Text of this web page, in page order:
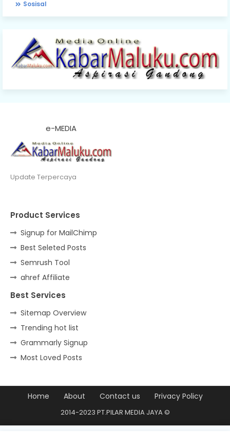
Sosisal
e-MEDIA
Update Terpercaya
Product Services
Signup for MailChimp
Best Seleted Posts
Semrush Tool
ahref Affiliate
Best Services
Sitemap Overview
Trending hot list
Grammarly Signup
Most Loved Posts
Home About Contact us Privacy Policy
2014-2023 PT.PILAR MEDIA JAYA ©